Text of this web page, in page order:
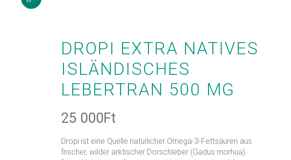
DROPI EXTRA NATIVES
ISLÄNDISCHES
LEBERTRAN 500 MG
25 000Ft
Dropi ist eine Quelle natürlicher Omega-3-Fettsäuren aus
frischer, wilder arktischer Dorschleber (Gadus morhua).